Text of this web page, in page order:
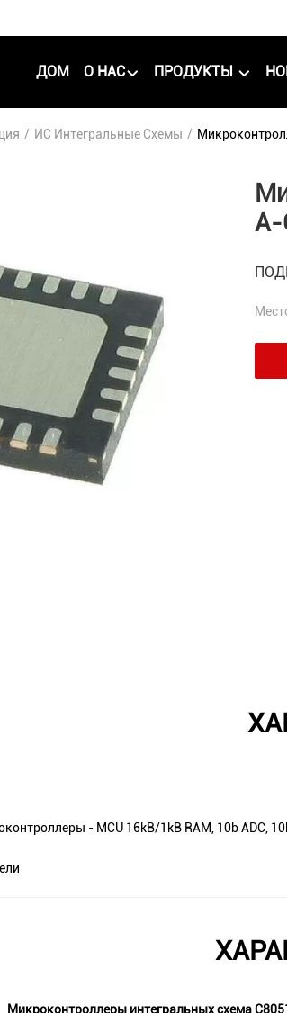
ДОМ О НАС ПРОДУКТЫ
/ ИС Интегральные Схемы /
A-
- MCU 16kB/1kB RAM, 10b ADC,
Микроконтроллеры интегральных схема